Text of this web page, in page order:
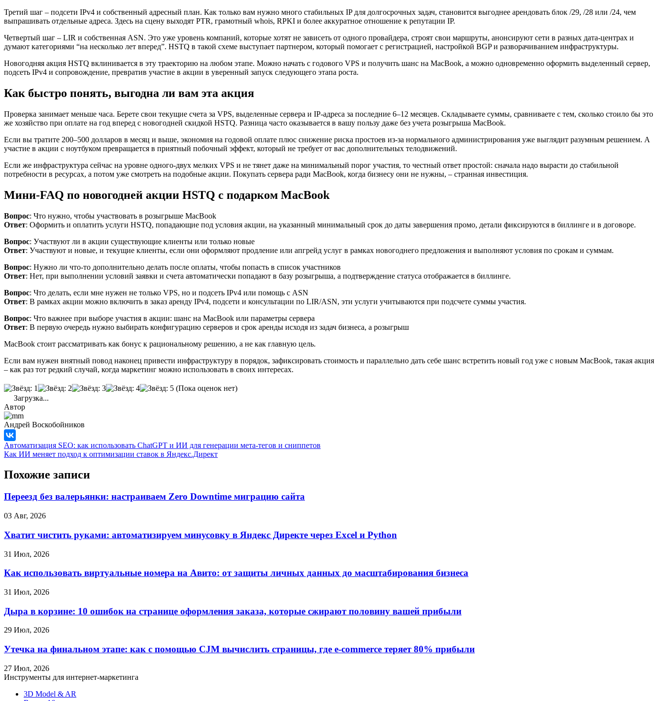
Третий шаг – подсети IPv4 и собственный адресный план. Как только вам нужно много стабильных IP для долгосрочных задач, становится выгоднее арендовать блок /29, /28 или /24, чем
выпрашивать отдельные адреса. Здесь на сцену выходят PTR, грамотный whois, RPKI и более аккуратное отношение к репутации IP.
Четвертый шаг – LIR и собственная ASN. Это уже уровень компаний, которые хотят не зависеть от одного провайдера, строят свои маршруты, анонсируют сети в разных дата-центрах и
думают категориями “на несколько лет вперед”. HSTQ в такой схеме выступает партнером, который помогает с регистрацией, настройкой BGP и разворачиванием инфраструктуры.
Новогодняя акция HSTQ вклинивается в эту траекторию на любом этапе. Можно начать с годового VPS и получить шанс на MacBook, а можно одновременно оформить выделенный сервер,
подсеть IPv4 и сопровождение, превратив участие в акции в уверенный запуск следующего этапа роста.
Как быстро понять, выгодна ли вам эта акция
Проверка занимает меньше часа. Берете свои текущие счета за VPS, выделенные сервера и IP-адреса за последние 6–12 месяцев. Складываете суммы, сравниваете с тем, сколько стоило бы это
же хозяйство при оплате на год вперед с новогодней скидкой HSTQ. Разница часто оказывается в вашу пользу даже без учета розыгрыша MacBook.
Если вы тратите 200–500 долларов в месяц и выше, экономия на годовой оплате плюс снижение риска простоев из-за нормального администрирования уже выглядит разумным решением. А
участие в акции с ноутбуком превращается в приятный побочный эффект, который не требует от вас дополнительных телодвижений.
Если же инфраструктура сейчас на уровне одного-двух мелких VPS и не тянет даже на минимальный порог участия, то честный ответ простой: сначала надо вырасти до стабильной
потребности в ресурсах, а потом уже смотреть на подобные акции. Покупать сервера ради MacBook, когда бизнесу они не нужны, – странная инвестиция.
Мини-FAQ по новогодней акции HSTQ с подарком MacBook
Вопрос: Что нужно, чтобы участвовать в розыгрыше MacBook
Ответ: Оформить и оплатить услуги HSTQ, попадающие под условия акции, на указанный минимальный срок до даты завершения промо, детали фиксируются в биллинге и в договоре.
Вопрос: Участвуют ли в акции существующие клиенты или только новые
Ответ: Участвуют и новые, и текущие клиенты, если они оформляют продление или апгрейд услуг в рамках новогоднего предложения и выполняют условия по срокам и суммам.
Вопрос: Нужно ли что-то дополнительно делать после оплаты, чтобы попасть в список участников
Ответ: Нет, при выполнении условий заявки и счета автоматически попадают в базу розыгрыша, а подтверждение статуса отображается в биллинге.
Вопрос: Что делать, если мне нужен не только VPS, но и подсеть IPv4 или помощь с ASN
Ответ: В рамках акции можно включить в заказ аренду IPv4, подсети и консультации по LIR/ASN, эти услуги учитываются при подсчете суммы участия.
Вопрос: Что важнее при выборе участия в акции: шанс на MacBook или параметры сервера
Ответ: В первую очередь нужно выбирать конфигурацию серверов и срок аренды исходя из задач бизнеса, а розыгрыш
MacBook стоит рассматривать как бонус к рациональному решению, а не как главную цель.
Если вам нужен внятный повод наконец привести инфраструктуру в порядок, зафиксировать стоимость и параллельно дать себе шанс встретить новый год уже с новым MacBook, такая акция
– как раз тот редкий случай, когда маркетинг можно использовать в своих интересах.
(Пока оценок нет)
Загрузка...
Автор
Андрей Воскобойников
Автоматизация SEO: как использовать ChatGPT и ИИ для генерации мета-тегов и сниппетов
Как ИИ меняет подход к оптимизации ставок в Яндекс.Директ
Похожие записи
Переезд без валерьянки: настраиваем Zero Downtime миграцию сайта
03 Авг, 2026
Хватит чистить руками: автоматизируем минусовку в Яндекс Директе через Excel и Python
31 Июл, 2026
Как использовать виртуальные номера на Авито: от защиты личных данных до масштабирования бизнеса
31 Июл, 2026
Дыра в корзине: 10 ошибок на странице оформления заказа, которые сжирают половину вашей прибыли
29 Июл, 2026
Утечка на финальном этапе: как с помощью CJM вычислить страницы, где e-commerce теряет 80% прибыли
27 Июл, 2026
Инструменты для интернет-маркетинга
3D Model & AR